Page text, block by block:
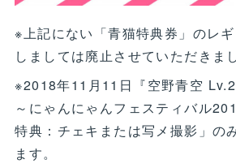
※上記にない「青猫特典券」のレ
しましては廃止させていただきま
※2018年11月11日『空野青空
～にゃんにゃんフェスティバル
特典：チェキまたは写メ撮影」の
ます。